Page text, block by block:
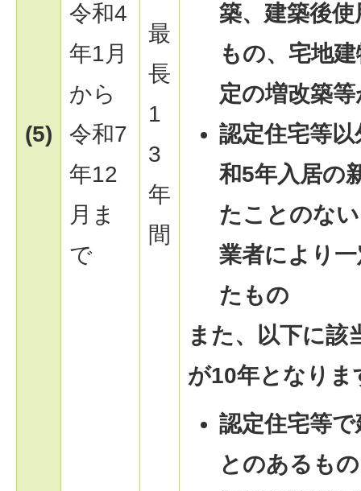
(5)
令和4
年1月
から
令和7
年12
月ま
で
最
長
1
3
年
間
築、建築後
もの、宅地
定の増改築
認定住宅等
和5年入居の
たことのな
業者により
たもの
また、以下に該
が10年となりま
認定住宅等
とのあるもの